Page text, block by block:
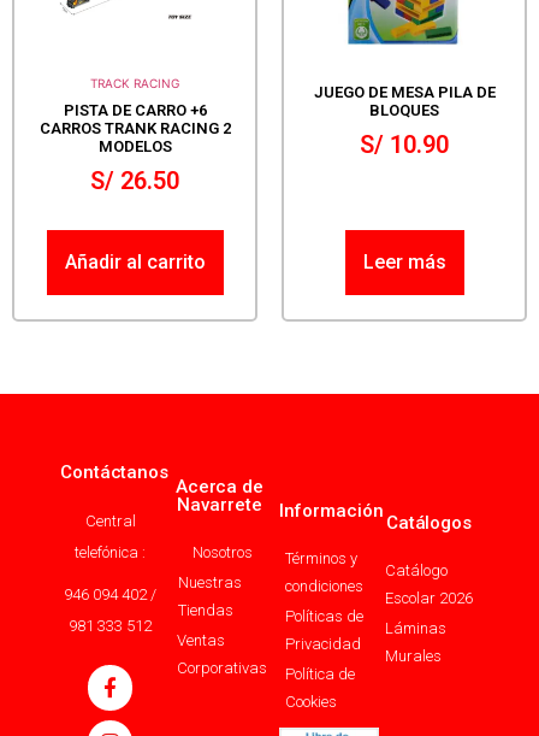
TRACK RACING
PISTA DE CARRO +6
CARROS TRANK RACING 2
MODELOS
S/ 26.50
Añadir al carrito
JUEGO DE MESA PILA DE
BLOQUES
S/ 10.90
Leer más
Contáctanos
Central
telefónica :
946 094 402 /
981 333 512
Acerca de
Navarrete
Nosotros
Nuestras
Tiendas
Ventas
Corporativas
Información
Términos y
condiciones
Políticas de
Privacidad
Política de
Cookies
Catálogos
Catálogo
Escolar 2026
Láminas
Murales